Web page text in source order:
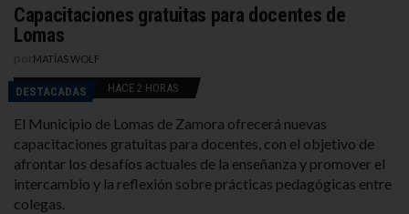
Capacitaciones gratuitas para docentes de
Lomas
MATÍAS WOLF
DESTACADAS HACE 2 HORAS
El Municipio de Lomas de Zamora ofrecerá nuevas
capacitaciones gratuitas para docentes, con el objetivo de
afrontar los desafíos actuales de la enseñanza y promover el
intercambio y la reflexión sobre prácticas pedagógicas entre
colegas.